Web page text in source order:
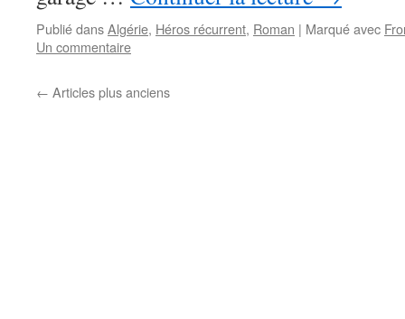
Publié dansAlgérie, Héros récurrent, Roman | Marqué avec
Un commentaire
← Articles plus anciens